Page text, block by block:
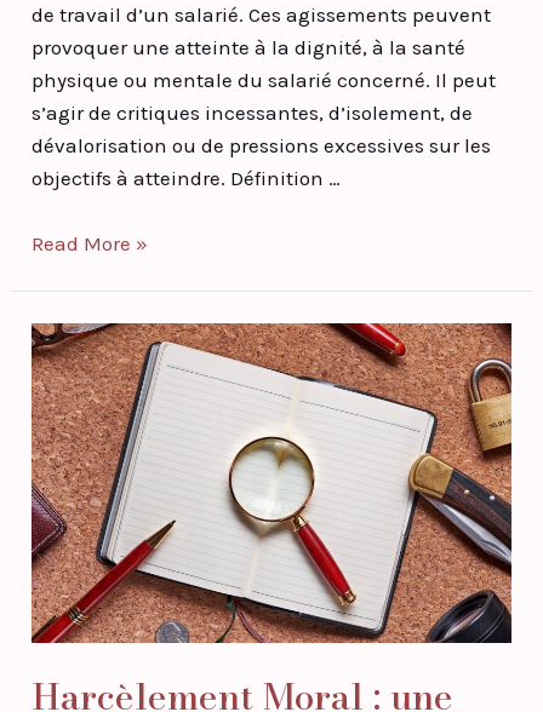
de travail d’un salarié. Ces agissements peuvent
provoquer une atteinte à la dignité, à la santé
physique ou mentale du salarié concerné. Il peut
s’agir de critiques incessantes, d’isolement, de
dévalorisation ou de pressions excessives sur les
objectifs à atteindre. Définition …
Read More »
Harcèlement Moral : une
Harcèlement
Moral
:
une
Appréciation
Pragmatique